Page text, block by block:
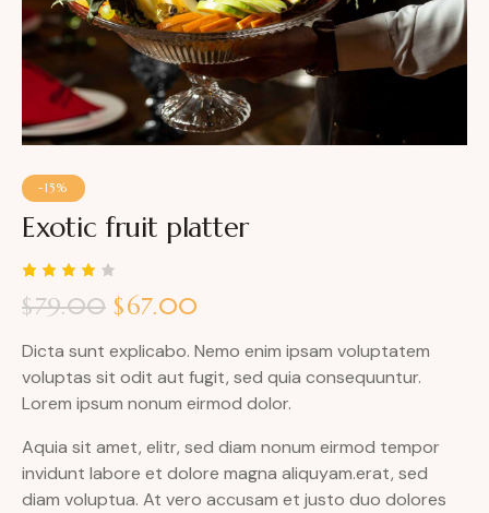
-15%
Exotic fruit platter
Bewert
et mit
basier
end
auf
1
Kunden
bewert
$79.00 $67.00
Dicta sunt explicabo. Nemo enim ipsam voluptatem
voluptas sit odit aut fugit, sed quia consequuntur.
Lorem ipsum nonum eirmod dolor.
Aquia sit amet, elitr, sed diam nonum eirmod tempor
invidunt labore et dolore magna aliquyam.erat, sed
diam voluptua. At vero accusam et justo duo dolores